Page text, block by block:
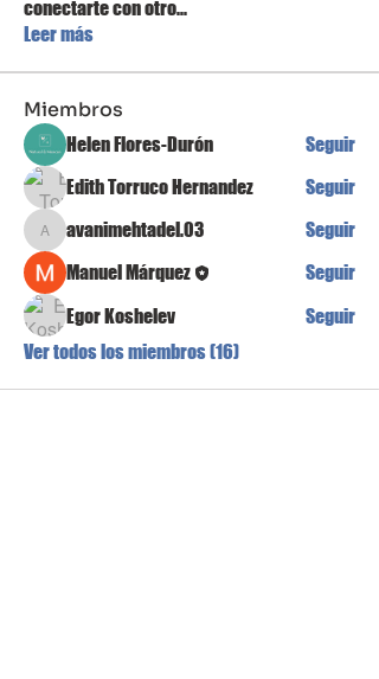
conectarte con otro...
Leer más
Miembros
Helen Flores-Durón
Seguir
Edith Torruco Hernandez
Seguir
avanimehtadel.03
avanimehtadel.03
Seguir
Manuel Márquez
Seguir
Egor Koshelev
Seguir
Ver todos los miembros (16)